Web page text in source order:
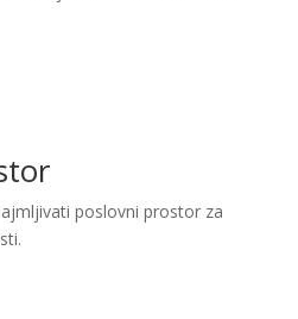
poslovni prostor za